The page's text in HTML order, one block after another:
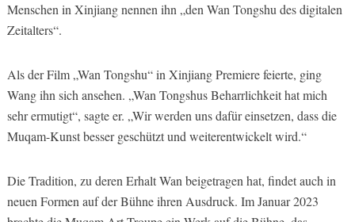
Menschen in Xinjiang nennen ihn „den Wan Tongshu des digitalen
Zeitalters“.
Als der Film „Wan Tongshu“ in Xinjiang Premiere feierte, ging
Wang ihn sich ansehen. „Wan Tongshus Beharrlichkeit hat mich
sehr ermutigt“, sagte er. „Wir werden uns dafür einsetzen, dass die
Muqam-Kunst besser geschützt und weiterentwickelt wird.“
Die Tradition, zu deren Erhalt Wan beigetragen hat, findet auch in
neuen Formen auf der Bühne ihren Ausdruck. Im Januar 2023